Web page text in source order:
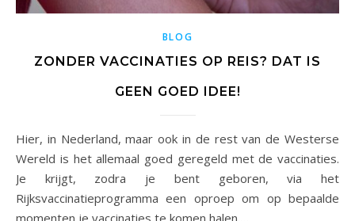
BLOG
ZONDER VACCINATIES OP REIS? DAT IS
GEEN GOED IDEE!
Hier, in Nederland, maar ook in de rest van de Westerse
Wereld is het allemaal goed geregeld met de vaccinaties.
Je krijgt, zodra je bent geboren, via het
Rijksvaccinatieprogramma een oproep om op bepaalde
momenten je vaccinaties te komen halen.…